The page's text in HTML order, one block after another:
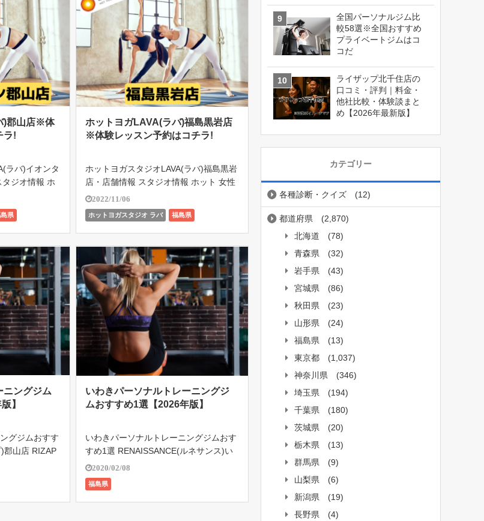
)郡山店※体
ラ!
ラバ)イオンタ
ジオ情報 ホ
トキープ ウッ
日 不定休 住
市松木町2-88
県
ホットヨガLAVA(ラバ)福島黒岩店
※体験レッスン予約はコチラ!
ホットヨガスタジオLAVA(ラバ)福島黒岩
店・店舗情報 スタジオ情報 ホット 女性
専用 水素水 マットキープ ウッドストー
ン 暗闇スタジオ 定休日 毎週金曜 住所
〒960-8153 福島県福島市黒岩字中沖42-
2 アク […]
2022/11/06
ホットヨガスタジオ ラバ 福島県
ニングジム
】
グジムおすす
郡山店 RIZAP
のパーソナル
129店舗、海
2022年3月
いわきパーソナルトレーニングジ
ムおすすめ1選【2026年版】
いわきパーソナルトレーニングジムおす
すめ1選 RENAISSANCE(ルネサンス)い
わき 認定資格をもつ専属トレーナーが
お客様のご希望からいちばん最適なトレ
ーニングプログラムを作成。 シェイプ
アップやリハビリを兼ねたトレ […]
2020/02/08
福島県
全国パーソナルジム比
較58選※全国おすすめ
プライベートジムはコ
コだ
ライザップ北千住店の
口コミ・評判｜料金・
他社比較・体験談まと
め【2026年最新版】
カテゴリー
各種診断・クイズ (12)
都道府県
(2,870)
北海道
(78)
青森県
(32)
岩手県
(43)
宮城県
(86)
秋田県
(23)
山形県
(24)
福島県
(13)
東京都
(1,037)
神奈川県
(346)
埼玉県
(194)
千葉県
(180)
茨城県
(20)
栃木県
(13)
群馬県
(9)
山梨県
(6)
新潟県
(19)
長野県
(4)